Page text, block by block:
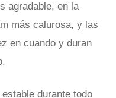
agradable, en la
más calurosa, y las
en cuando y duran
durante todo